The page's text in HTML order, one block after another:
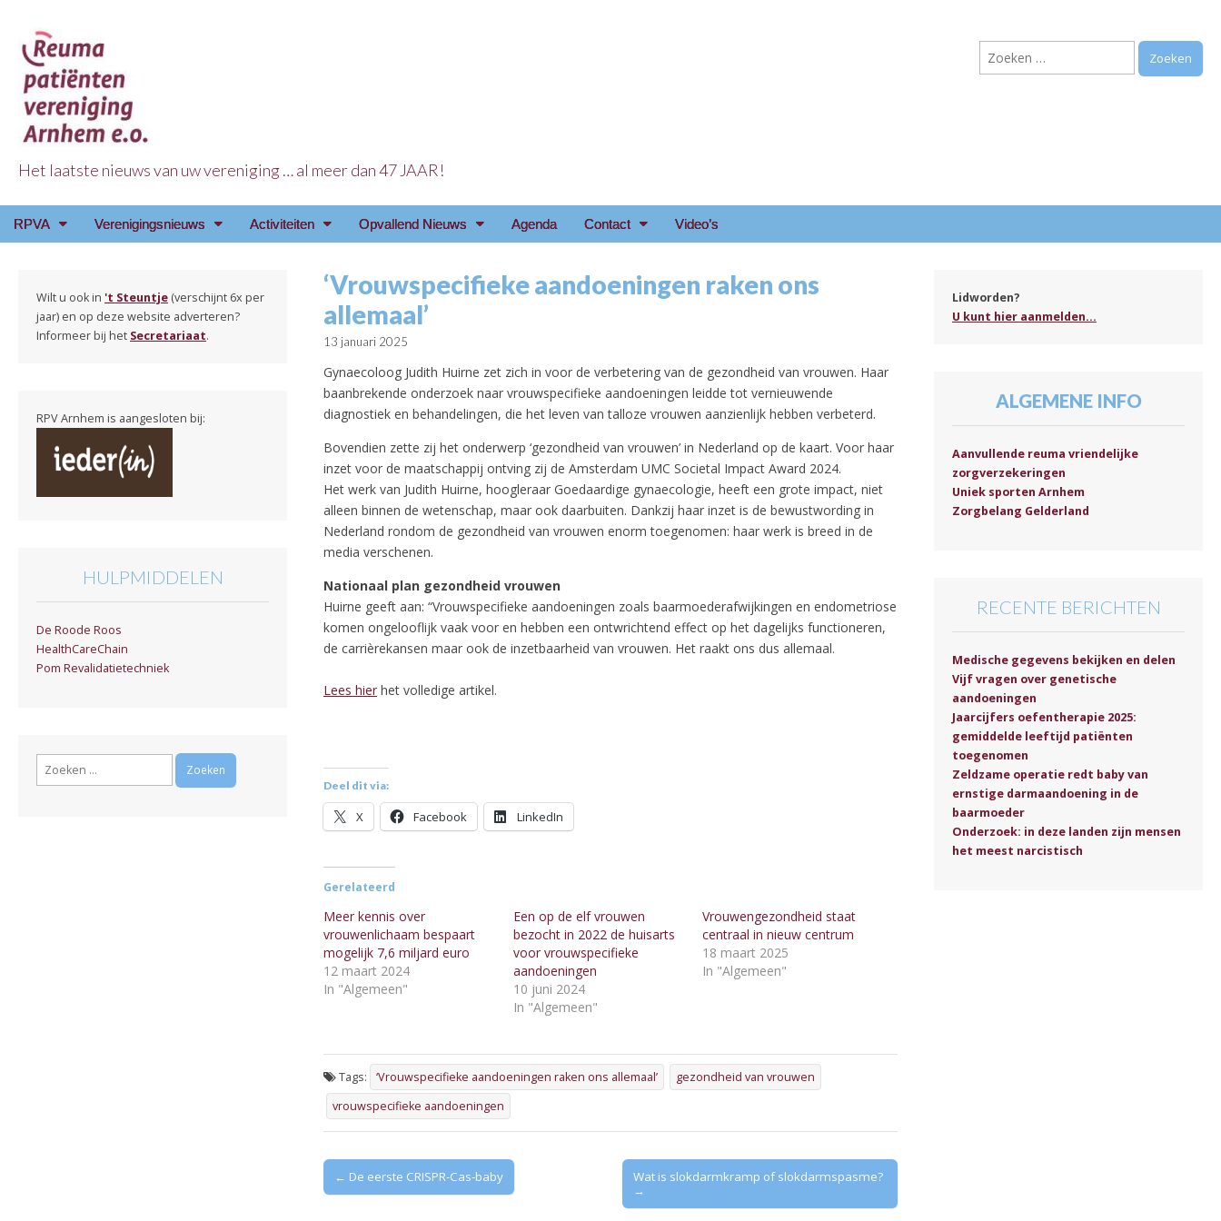
Reuma Patienten Vereniging Arnhem e.o.
Het laatste nieuws van uw vereniging … al meer dan 47 JAAR!
Zoeken
naar:
Main
Skip
RPVA Verenigingsnieuws Activiteiten Opvallend Nieuws Agenda Contact Video’s
‘Vrouwspecifieke aandoeningen raken ons
allemaal’
13 januari 2025
Gynaecoloog Judith Huirne zet zich in voor de verbetering van de gezondheid van vrouwen. Haar
baanbrekende onderzoek naar vrouwspecifieke aandoeningen leidde tot vernieuwende
diagnostiek en behandelingen, die het leven van talloze vrouwen aanzienlijk hebben verbeterd.
Bovendien zette zij het onderwerp ‘gezondheid van vrouwen’ in Nederland op de kaart. Voor haar
inzet voor de maatschappij ontving zij de Amsterdam UMC Societal Impact Award 2024.
Het werk van Judith Huirne, hoogleraar Goedaardige gynaecologie, heeft een grote impact, niet
alleen binnen de wetenschap, maar ook daarbuiten. Dankzij haar inzet is de bewustwording in
Nederland rondom de gezondheid van vrouwen enorm toegenomen: haar werk is breed in de
media verschenen.
Nationaal plan gezondheid vrouwen
Huirne geeft aan: “Vrouwspecifieke aandoeningen zoals baarmoederafwijkingen en endometriose
komen ongelooflijk vaak voor en hebben een ontwrichtend effect op het dagelijks functioneren,
de carrièrekansen maar ook de inzetbaarheid van vrouwen. Het raakt ons dus allemaal.
Lees hier het volledige artikel.
Deel dit via:
X Facebook LinkedIn
Gerelateerd
Meer kennis over
vrouwenlichaam bespaart
mogelijk 7,6 miljard euro
12 maart 2024
In "Algemeen"
Een op de elf vrouwen
bezocht in 2022 de huisarts
voor vrouwspecifieke
aandoeningen
10 juni 2024
In "Algemeen"
Vrouwengezondheid staat
centraal in nieuw centrum
18 maart 2025
In "Algemeen"
Tags: ‘Vrouwspecifieke aandoeningen raken ons allemaal’
gezondheid van vrouwen
vrouwspecifieke aandoeningen
Post
navigation
← De eerste CRISPR-Cas-baby
Wat is slokdarmkramp of slokdarmspasme?
→
Wilt u ook in 't Steuntje (verschijnt 6x per
jaar) en op deze website adverteren?
Informeer bij het Secretariaat.
RPV Arnhem is aangesloten bij:
HULPMIDDELEN
De Roode Roos
HealthCareChain
Pom Revalidatietechniek
Zoeken
Lidworden?
U kunt hier aanmelden...
ALGEMENE INFO
Aanvullende reuma vriendelijke
zorgverzekeringen
Uniek sporten Arnhem
Zorgbelang Gelderland
RECENTE BERICHTEN
Medische gegevens bekijken en delen
Vijf vragen over genetische
aandoeningen
Jaarcijfers oefentherapie 2025:
gemiddelde leeftijd patiënten
toegenomen
Zeldzame operatie redt baby van
ernstige darmaandoening in de
baarmoeder
Onderzoek: in deze landen zijn mensen
het meest narcistisch